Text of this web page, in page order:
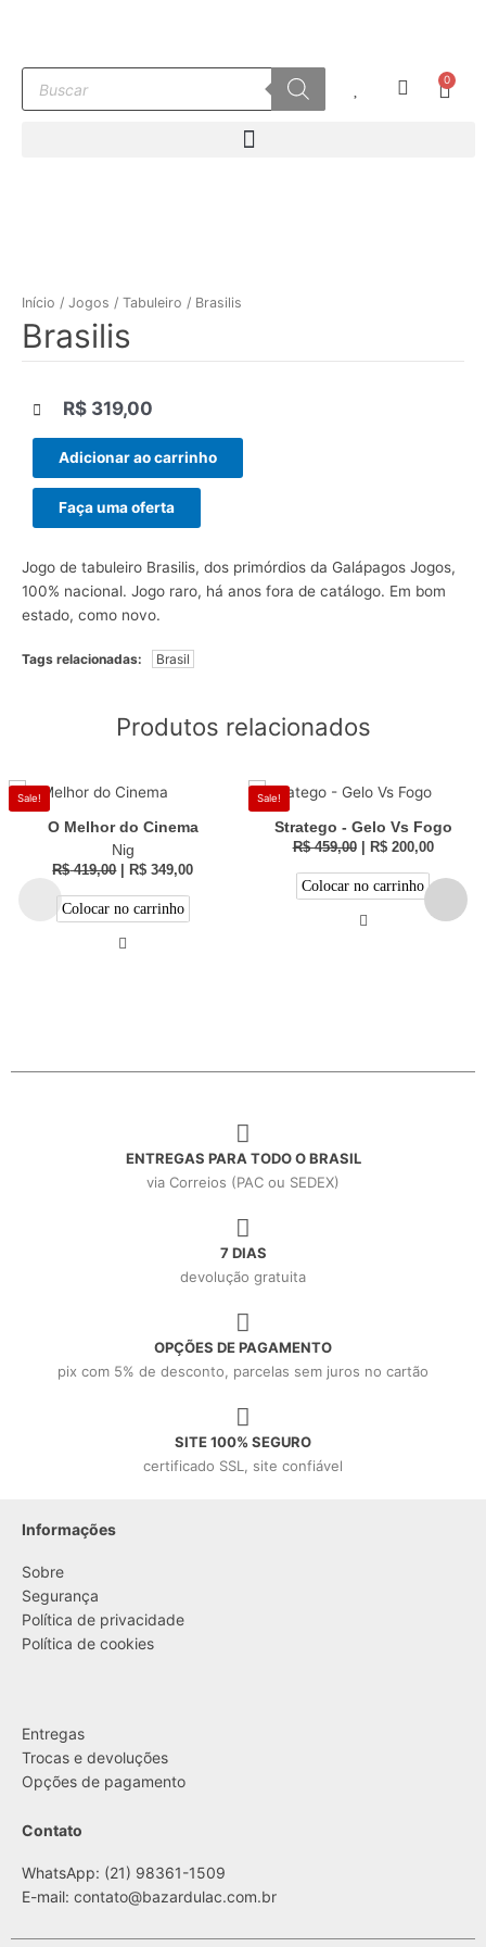
conteúdo
Pesquisar
produtos
0
Início / Jogos / Tabuleiro / Brasilis
Brasilis
R$ 319,00
Adicionar ao carrinho
Faça uma oferta
Jogo de tabuleiro Brasilis, dos primórdios da Galápagos Jogos,
100% nacional. Jogo raro, há anos fora de catálogo. Em bom
estado, como novo.
Tags relacionadas: Brasil
Produtos relacionados
Sale!
O Melhor do Cinema
Nig
R$419,00| R$ 349,00
Colocar no carrinho
Sale!
Stratego - Gelo Vs Fogo
R$459,00| R$200,00
Colocar no carrinho
ENTREGAS PARA TODO O BRASIL
via Correios (PAC ou SEDEX)
7 DIAS
devolução gratuita
OPÇÕES DE PAGAMENTO
pix com 5% de desconto, parcelas sem juros no cartão
SITE 100% SEGURO
certificado SSL, site confiável
Informações
Sobre
Segurança
Política de privacidade
Política de cookies
Entregas
Trocas e devoluções
Opções de pagamento
Contato
WhatsApp: (21) 98361-1509
E-mail: contato@bazardulac.com.br